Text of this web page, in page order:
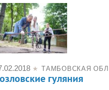
★ ТАМБОВСКАЯ
гуляния